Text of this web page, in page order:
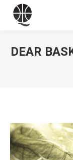
DEAR